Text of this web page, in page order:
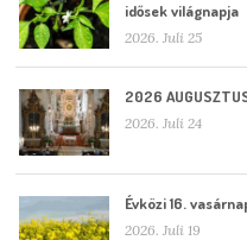
idősek világnapja
2026. Juli 25
2026
2026. Juli 24
Évközi 16.
2026. Juli 19